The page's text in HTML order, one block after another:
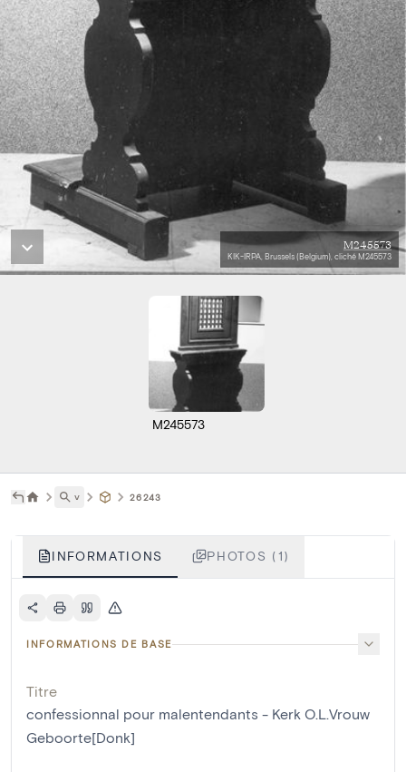
M245573
KIK-IRPA, Brussels (Belgium), cliché M245573
M245573
˅ 26243
INFORMATIONS PHOTOS (1)
INFORMATIONS DE BASE
Titre
confessionnal pour malentendants - Kerk O.L.Vrouw
Geboorte[Donk]